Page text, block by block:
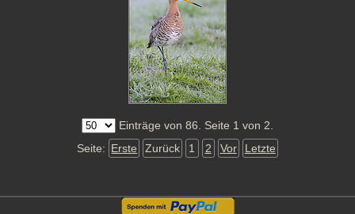
Einträge von 86. Seite 1 von 2.
Seite: Erste Zurück 1 2 Vor Letzte